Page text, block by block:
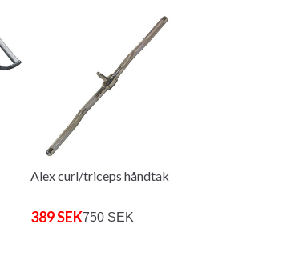
Alex curl/triceps håndtak
389 SEK750 SEK